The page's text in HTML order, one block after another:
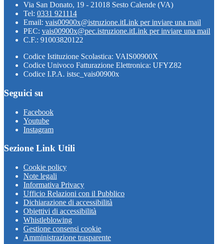
Via San Donato, 19 - 21018 Sesto Calende (VA)
Tel: 0331 921114
Email: vais00900x@istruzione.itLink per inviare una mail
PEC: vais00900x@pec.istruzione.itLink per inviare una mail
C.F.: 91003820122
Codice Istituzione Scolastica: VAIS00900X
Codice Univoco Fatturazione Elettronica: UFYZ82
Codice I.P.A. istsc_vais00900x
Seguici su
Facebook
Youtube
Instagram
Sezione Link Utili
Cookie policy
Note legali
Informativa Privacy
Ufficio Relazioni con il Pubblico
Dichiarazione di accessibilità
Obiettivi di accessibilità
Whistleblowing
Gestione consensi cookie
Amministrazione trasparente